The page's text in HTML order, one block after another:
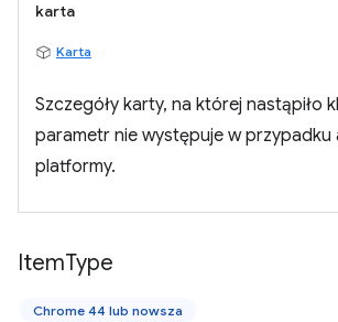
karta
Karta
Szczegóły karty, na której nastąpiło
parametr nie występuje w przypadku
platformy.
ItemType
Chrome 44 lub nowsza